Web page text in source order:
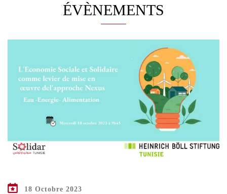
ÉVÈNEMENTS
18 Octobre 2023